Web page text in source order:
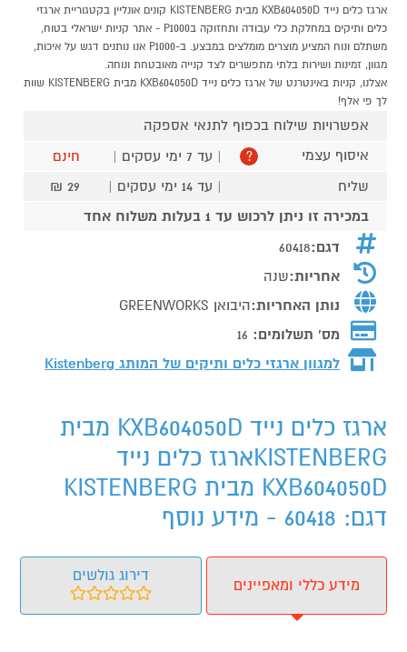
ארגז כלים נייד KXB604050D מבית KISTENBERG קונים אונליין בקטגוריית ארגזי
כלים ותיקים במחלקת כלי עבודה ותחזוקה בP1000 - אתר קניות ישראלי בטוח,
משתלם ונוח המציע מוצרים מומלצים במבצע. ב-P1000 אנו נותנים דגש על איכות,
מגוון, זמינות ושירות בלתי מתפשרים לצד קנייה מאובטחת ונוחה.
אצלנו, קניות באינטרנט של ארגז כלים נייד KXB604050D מבית KISTENBERG שוות
לך פי אלף!
אפשרויות שילוח בכפוף לתנאי אספקה
איסוף עצמי
? | עד 7 ימי עסקים |
חינם
שליח
| עד 14 ימי עסקים |
29 ₪
במכירה זו ניתן לרכוש עד 1 בעלות משלוח אחד
דגם:60418
אחריות:שנה
נותן האחריות:היבואן GREENWORKS
מס' תשלומים: 16
למגוון ארגזי כלים ותיקים של המותג Kistenberg
ארגז כלים נייד KXB604050D מבית
KISTENBERGארגז כלים נייד
KXB604050D מבית KISTENBERG
דגם: 60418 - מידע נוסף
מידע כללי ומאפיינים
דירוג גולשים